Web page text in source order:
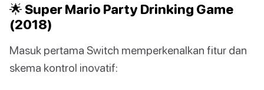
🌟 Super Mario Party Drinking Game
(2018)
Masuk pertama Switch memperkenalkan fitur dan
skema kontrol inovatif: